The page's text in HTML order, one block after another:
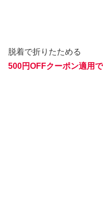
脱着で折りたためる
500円OFFクーポン適用